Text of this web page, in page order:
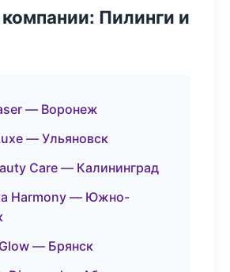
Пилинги и
— Воронеж
— Ульяновск
Care — Калининград
Harmony — Южно-
— Брянск